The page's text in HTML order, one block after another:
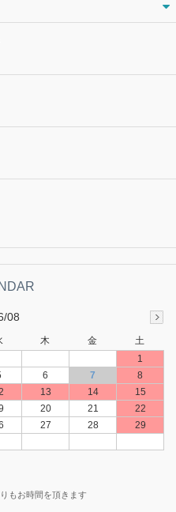
08
木 金
土
1
6 7
8
13 14
15
20 21
22
27 28
29
もお時間を頂きます